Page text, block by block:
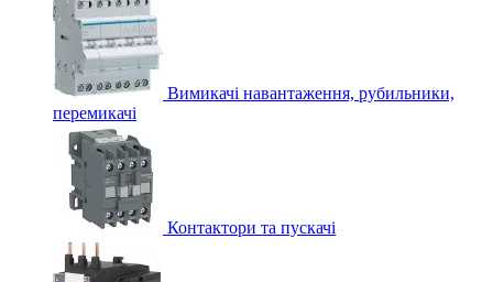
Вимикачі навантаження, рубильники,
перемикачі
Контактори та пускачі